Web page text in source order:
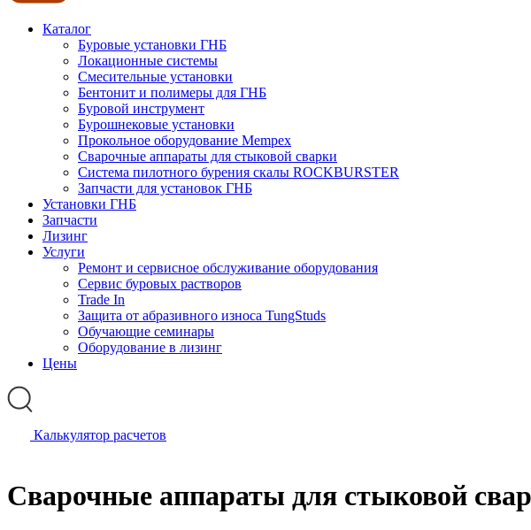
Каталог
Буровые установки ГНБ
Локационные системы
Смесительные установки
Бентонит и полимеры для ГНБ
Буровой инструмент
Бурошнековые установки
Прокольное оборудование Mempex
Сварочные аппараты для стыковой сварки
Система пилотного бурения скалы ROCKBURSTER
Запчасти для установок ГНБ
Установки ГНБ
Запчасти
Лизинг
Услуги
Ремонт и сервисное обслуживание оборудования
Сервис буровых растворов
Trade In
Защита от абразивного износа TungStuds
Обучающие семинары
Оборудование в лизинг
Цены
Калькулятор расчетов
Сварочные аппараты для стыковой